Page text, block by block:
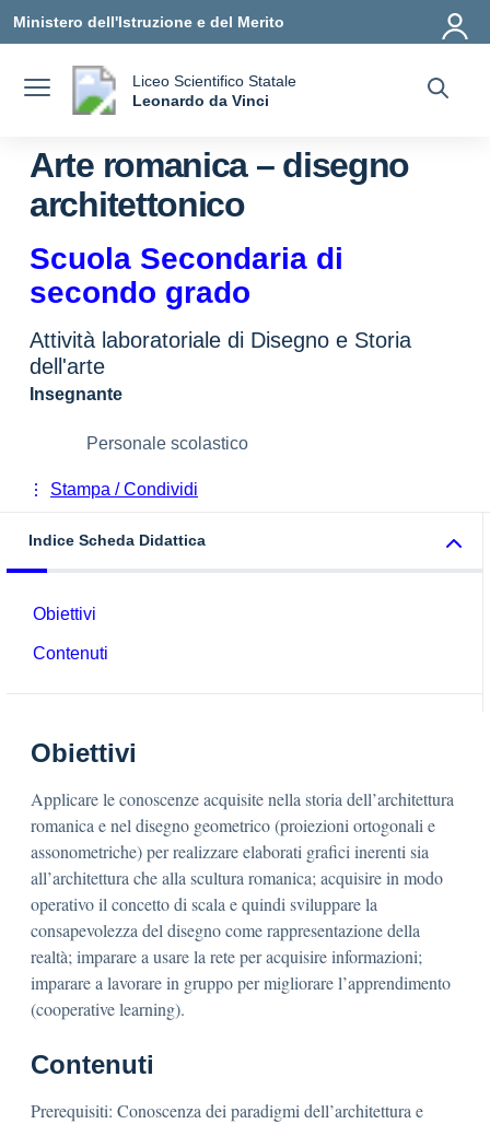
Ministero dell'Istruzione e del Merito
Liceo Scientifico Statale
Leonardo da Vinci
Arte romanica – disegno
architettonico
Scuola Secondaria di
secondo grado
Attività laboratoriale di Disegno e Storia
dell'arte
Insegnante
Personale scolastico
Stampa / Condividi
Indice Scheda Didattica
Obiettivi
Contenuti
Obiettivi
Applicare le conoscenze acquisite nella storia dell’architettura
romanica e nel disegno geometrico (proiezioni ortogonali e
assonometriche) per realizzare elaborati grafici inerenti sia
all’architettura che alla scultura romanica; acquisire in modo
operativo il concetto di scala e quindi sviluppare la
consapevolezza del disegno come rappresentazione della
realtà; imparare a usare la rete per acquisire informazioni;
imparare a lavorare in gruppo per migliorare l’apprendimento
(cooperative learning).
Contenuti
Prerequisiti: Conoscenza dei paradigmi dell’architettura e